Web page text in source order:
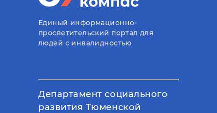
Единый информационно-
просветительский портал для
людей с инвалидностью
Департамент социального
развития Тюменской